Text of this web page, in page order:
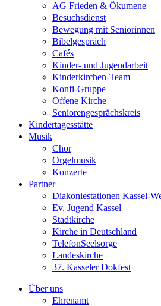
AG Frieden & Ökumene
Besuchsdienst
Bewegung mit Seniorinnen
Bibelgespräch
Cafés
Kinder- und Jugendarbeit
Kinderkirchen-Team
Konfi-Gruppe
Offene Kirche
Seniorengesprächskreis
Kindertagesstätte
Musik
Chor
Orgelmusik
Konzerte
Partner
Diakoniestationen Kassel-
Ev. Jugend Kassel
Stadtkirche
Kirche in Deutschland
TelefonSeelsorge
Landeskirche
37. Kasseler Dokfest
Über uns
Ehrenamt